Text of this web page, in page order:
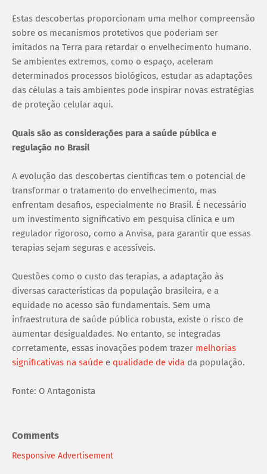
Estas descobertas proporcionam uma melhor compreensão
sobre os mecanismos protetivos que poderiam ser
imitados na Terra para retardar o envelhecimento humano.
Se ambientes extremos, como o espaço, aceleram
determinados processos biológicos, estudar as adaptações
das células a tais ambientes pode inspirar novas estratégias
de proteção celular aqui.
Quais são as considerações para a saúde pública e
regulação no Brasil
A evolução das descobertas científicas tem o potencial de
transformar o tratamento do envelhecimento, mas
enfrentam desafios, especialmente no Brasil. É necessário
um investimento significativo em pesquisa clínica e um
regulador rigoroso, como a Anvisa, para garantir que essas
terapias sejam seguras e acessíveis.
Questões como o custo das terapias, a adaptação às
diversas características da população brasileira, e a
equidade no acesso são fundamentais. Sem uma
infraestrutura de saúde pública robusta, existe o risco de
aumentar desigualdades. No entanto, se integradas
corretamente, essas inovações podem trazer melhorias
significativas na saúde e qualidade de vida da população.
Fonte: O Antagonista
Comments
Responsive Advertisement